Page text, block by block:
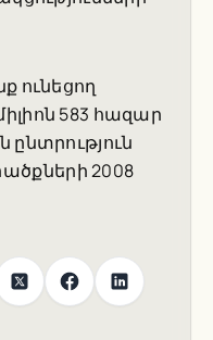
ունեցող
583 հազար
ընտրություն
2008